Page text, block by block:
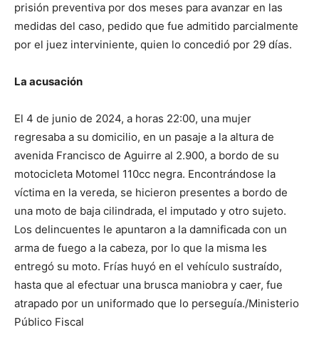
prisión preventiva por dos meses para avanzar en las
medidas del caso, pedido que fue admitido parcialmente
por el juez interviniente, quien lo concedió por 29 días.
La acusación
El 4 de junio de 2024, a horas 22:00, una mujer
regresaba a su domicilio, en un pasaje a la altura de
avenida Francisco de Aguirre al 2.900, a bordo de su
motocicleta Motomel 110cc negra. Encontrándose la
víctima en la vereda, se hicieron presentes a bordo de
una moto de baja cilindrada, el imputado y otro sujeto.
Los delincuentes le apuntaron a la damnificada con un
arma de fuego a la cabeza, por lo que la misma les
entregó su moto. Frías huyó en el vehículo sustraído,
hasta que al efectuar una brusca maniobra y caer, fue
atrapado por un uniformado que lo perseguía./Ministerio
Público Fiscal